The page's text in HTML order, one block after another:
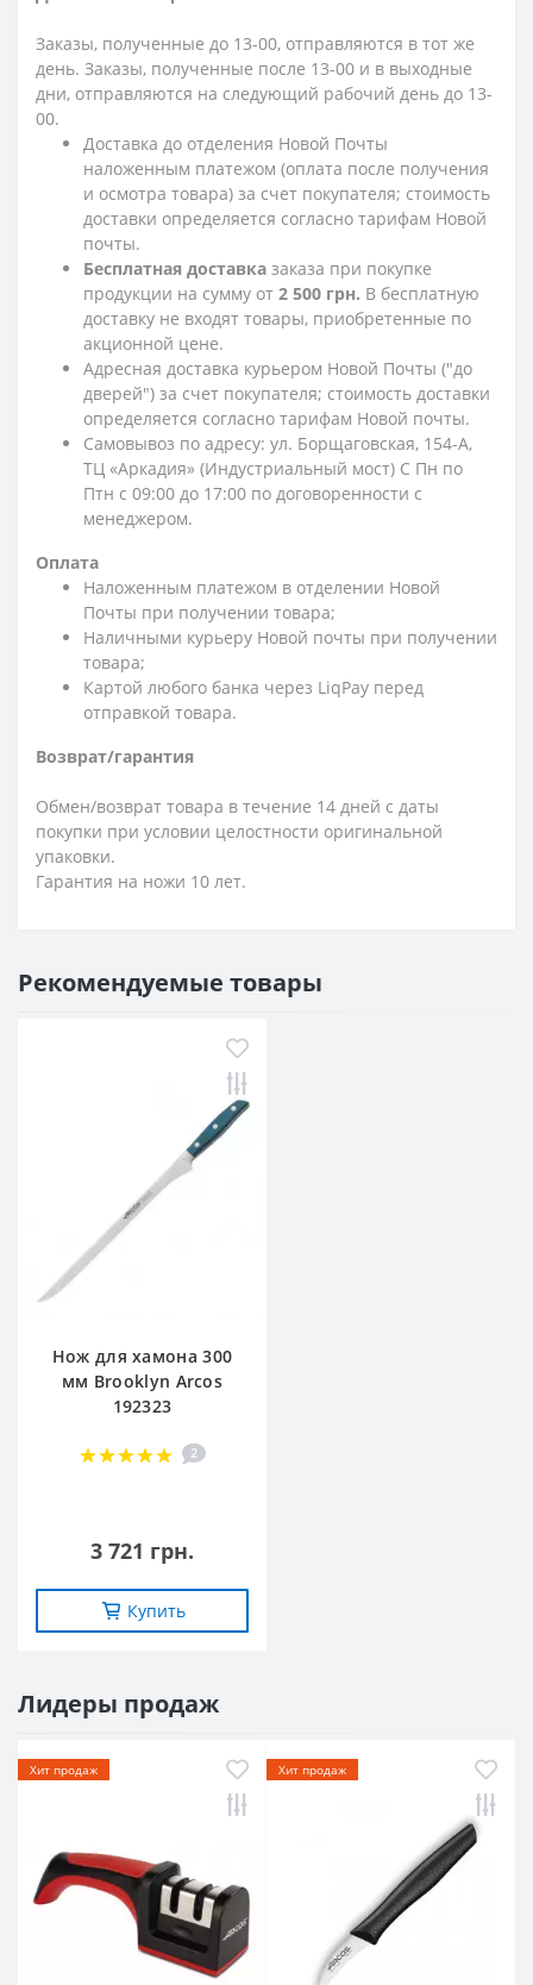
Заказы, полученные до 13-00, отправляются в тот же
день. Заказы, полученные после 13-00 и в выходные
дни, отправляются на следующий рабочий день до 13-
00.
Доставка до отделения Новой Почты
наложенным платежом (оплата после получения
и осмотра товара) за счет покупателя; стоимость
доставки определяется согласно тарифам Новой
почты.
Бесплатная доставка заказа при покупке
продукции на сумму от 2 500 грн. В бесплатную
доставку не входят товары, приобретенные по
акционной цене.
Адресная доставка курьером Новой Почты ("до
дверей") за счет покупателя; стоимость доставки
определяется согласно тарифам Новой почты.
Самовывоз по адресу: ул. Борщаговская, 154-А,
ТЦ «Аркадия» (Индустриальный мост) С Пн по
Птн с 09:00 до 17:00 по договоренности с
менеджером.
Оплата
Наложенным платежом в отделении Новой
Почты при получении товара;
Наличными курьеру Новой почты при получении
товара;
Картой любого банка через LiqPay перед
отправкой товара.
Возврат/гарантия
Обмен/возврат товара в течение 14 дней с даты
покупки при условии целостности оригинальной
упаковки.
Гарантия на ножи 10 лет.
Рекомендуемые товары
Нож для хамона 300
мм Brooklyn Arcos
192323
2
3 721 грн.
Купить
Лидеры продаж
Хит продаж Хит продаж